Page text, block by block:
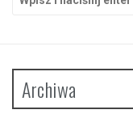
Archiwa